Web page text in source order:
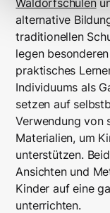
alternative
traditionellen
legen
praktisches
Individuums als
setzen auf
Verwendung von
Materialien, um
unterstützen.
Ansichten und
Kinder auf eine
unterrichten.